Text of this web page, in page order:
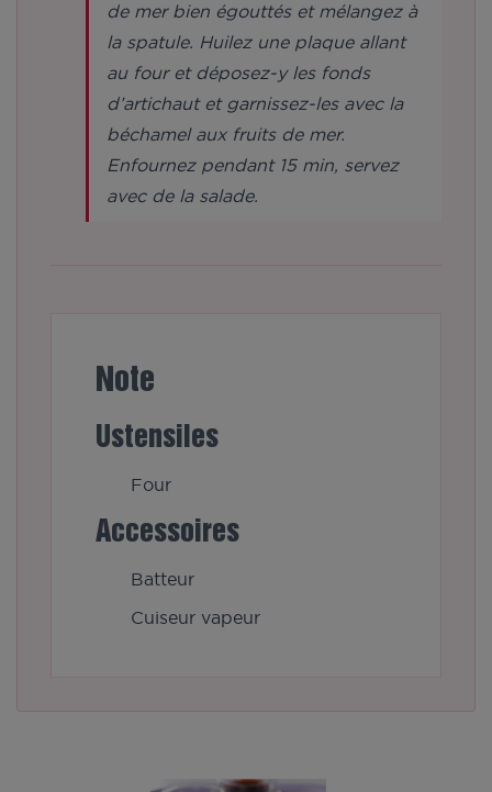
de mer bien égouttés et mélangez à
la spatule. Huilez une plaque allant
au four et déposez-y les fonds
d’artichaut et garnissez-les avec la
béchamel aux fruits de mer.
Enfournez pendant 15 min, servez
avec de la salade.
Note
Ustensiles
Four
Accessoires
Batteur
Cuiseur vapeur